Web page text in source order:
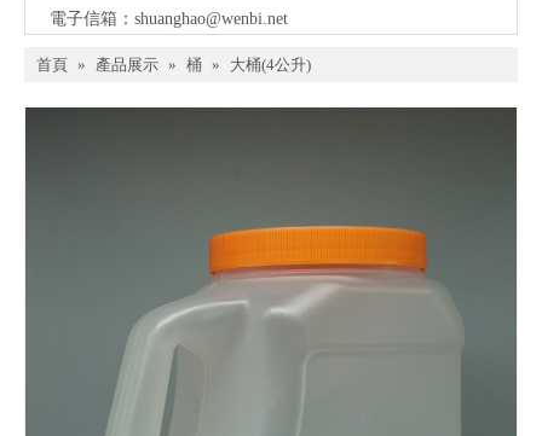
電子信箱： shuanghao@wenbi.net
首頁 » 產品展示 » 桶 » 大桶(4公升)